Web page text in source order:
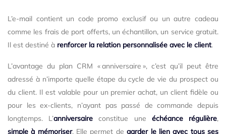
L’e-mail contient un code promo exclusif ou un autre cadeau
comme les frais de port offerts, un échantillon, un service gratuit.
Il est destiné à renforcer la relation personnalisée avec le client.
L’avantage du plan CRM « anniversaire », c’est qu’il peut être
adressé à n’importe quelle étape du cycle de vie du prospect ou
du client. Il est valable pour un premier achat, un client fidèle ou
pour les ex-clients, n’ayant pas passé de commande depuis
longtemps. L’anniversaire constitue une échéance régulière,
simple à mémoriser. Elle permet degarder le lien avec tous ses